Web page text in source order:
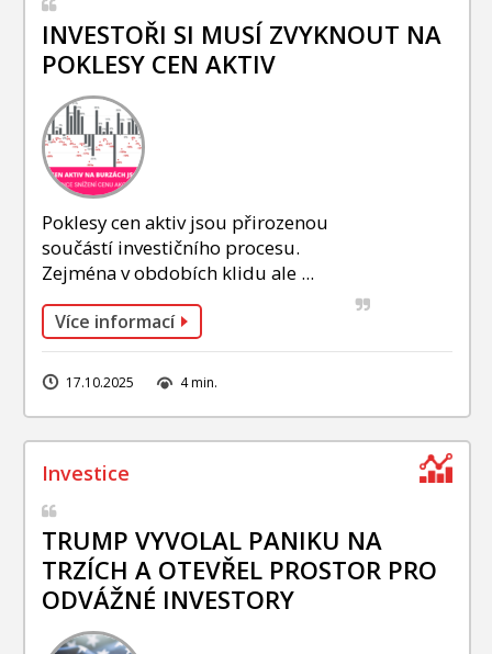
INVESTOŘI SI MUSÍ ZVYKNOUT NA
POKLESY CEN AKTIV
Poklesy cen aktiv jsou přirozenou
součástí investičního procesu.
Zejména v obdobích klidu ale ...
Více informací
17.10.2025 4 min.
TRUMP VYVOLAL PANIKU NA
TRZÍCH A OTEVŘEL PROSTOR PRO
ODVÁŽNÉ INVESTORY